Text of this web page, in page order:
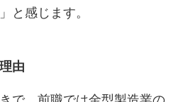
と感じます。
由